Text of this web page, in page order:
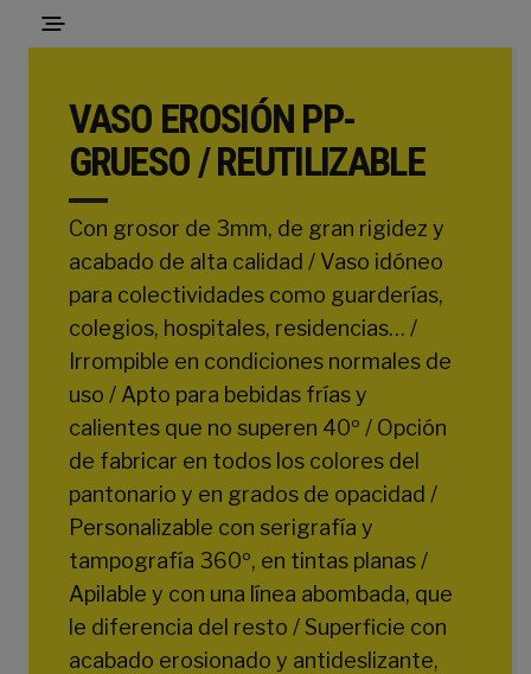
VASO EROSIÓN PP-
GRUESO / REUTILIZABLE
Con grosor de 3mm, de gran rigidez y
acabado de alta calidad / Vaso idóneo
para colectividades como guarderías,
colegios, hospitales, residencias… /
Irrompible en condiciones normales de
uso / Apto para bebidas frías y
calientes que no superen 40º / Opción
de fabricar en todos los colores del
pantonario y en grados de opacidad /
Personalizable con serigrafía y
tampografía 360º, en tintas planas /
Apilable y con una línea abombada, que
le diferencia del resto / Superficie con
acabado erosionado y antideslizante,